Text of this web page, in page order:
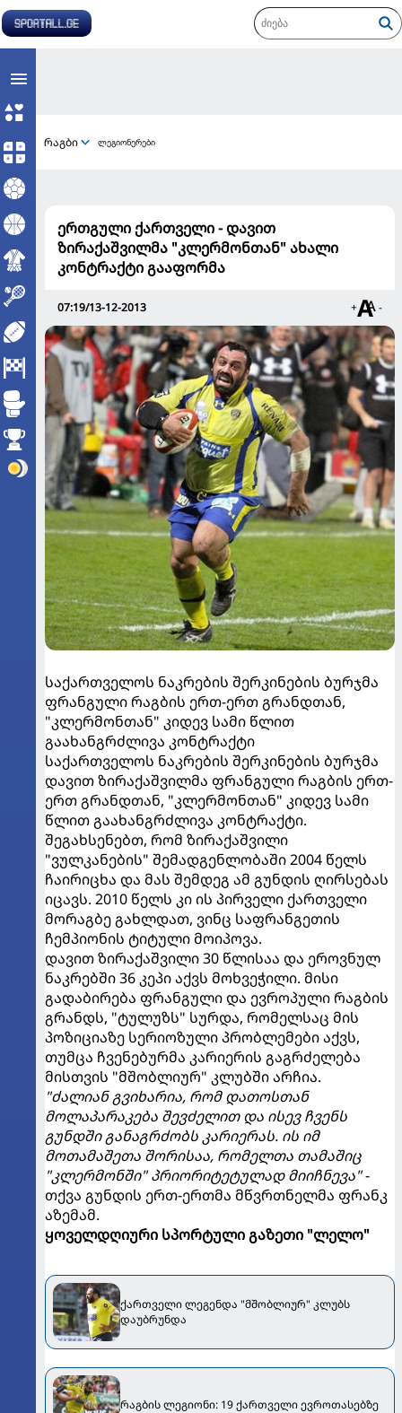
რაგბი ლეგიონერები
ერთგული ქართველი - დავით
ზირაქაშვილმა "კლერმონთან" ახალი
კონტრაქტი გააფორმა
07:19/13-12-2013 + -
საქართველოს ნაკრების შერკინების ბურჯმა
ფრანგული რაგბის ერთ-ერთ გრანდთან,
"კლერმონთან" კიდევ სამი წლით
გაახანგრძლივა კონტრაქტი
საქართველოს ნაკრების შერკინების ბურჯმა
დავით ზირაქაშვილმა ფრანგული რაგბის ერთ-
ერთ გრანდთან, "კლერმონთან" კიდევ სამი
წლით გაახანგრძლივა კონტრაქტი.
შეგახსენებთ, რომ ზირაქაშვილი
"ვულკანების" შემადგენლობაში 2004 წელს
ჩაირიცხა და მას შემდეგ ამ გუნდის ღირსებას
იცავს. 2010 წელს კი ის პირველი ქართველი
მორაგბე გახლდათ, ვინც საფრანგეთის
ჩემპიონის ტიტული მოიპოვა.
დავით ზირაქაშვილი 30 წლისაა და ეროვნულ
ნაკრებში 36 კეპი აქვს მოხვეჭილი. მისი
გადაბირება ფრანგული და ევროპული რაგბის
გრანდს, "ტულუზს" სურდა, რომელსაც მის
პოზიციაზე სერიოზული პრობლემები აქვს,
თუმცა ჩვენებურმა კარიერის გაგრძელება
მისთვის "მშობლიურ" კლუბში არჩია.
"ძალიან გვიხარია, რომ დათოსთან
მოლაპარაკება შევძელით და ისევ ჩვენს
გუნდში განაგრძობს კარიერას. ის იმ
მოთამაშეთა შორისაა, რომელთა თამაშიც
"კლერმონში" პრიორიტეტულად მიიჩნევა"-
თქვა გუნდის ერთ-ერთმა მწვრთნელმა ფრანკ
აზემამ.
ყოველდღიური სპორტული გაზეთი "ლელო"
ქართველი ლეგენდა "მშობლიურ" კლუბს
დაუბრუნდა
რაგბის ლეგიონი: 19 ქართველი ევროთასებზე